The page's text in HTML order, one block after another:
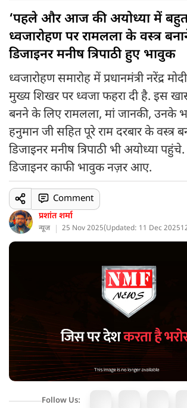
‘पहले और आज की अयोध्या में बहुत
ध्वजारोहण पर रामलला के वस्त्र
डिजाइनर मनीष त्रिपाठी हुए भावुक
ध्वजारोहण समारोह में प्रधानमंत्री नरेंद्र
मुख्य शिखर पर ध्वजा फहरा दी है. इस
बनने के लिए रामलला, मां जानकी, उनके
हनुमान जी सहित पूरे राम दरबार के वस्त्र
डिजाइनर मनीष त्रिपाठी भी अयोध्या
डिजाइनर काफी भावुक नज़र आए.
प्रशांत शर्मा
न्यूज 25 Nov 2025(Updated: 11 Dec 2025
Comment
Follow Us: